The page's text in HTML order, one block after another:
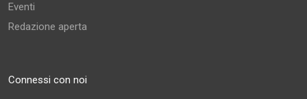
Eventi
Redazione aperta
Connessi con noi